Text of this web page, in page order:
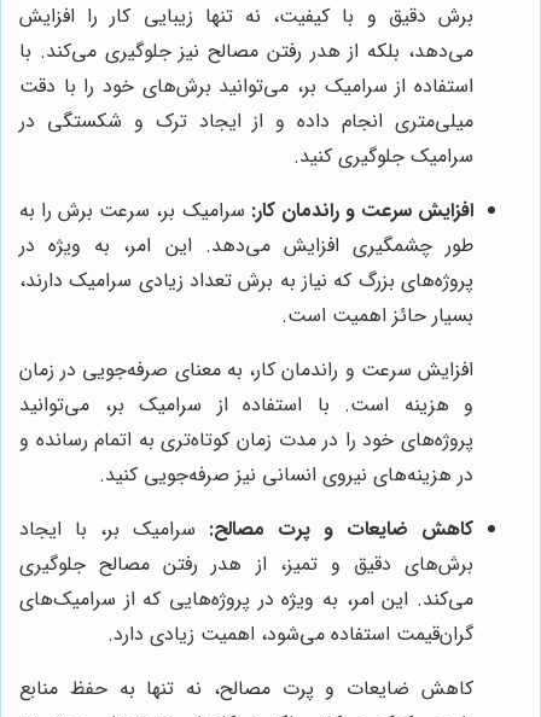
برش دقیق و با کیفیت، نه تنها زیبایی کار را افزایش
می‌دهد، بلکه از هدر رفتن مصالح نیز جلوگیری می‌کند. با
استفاده از سرامیک بر، می‌توانید برش‌های خود را با دقت
میلی‌متری انجام داده و از ایجاد ترک و شکستگی در
سرامیک جلوگیری کنید.
افزایش سرعت و راندمان کار: سرامیک بر، سرعت برش را به
طور چشمگیری افزایش می‌دهد. این امر، به ویژه در
پروژه‌های بزرگ که نیاز به برش تعداد زیادی سرامیک دارند،
بسیار حائز اهمیت است.
افزایش سرعت و راندمان کار، به معنای صرفه‌جویی در زمان
و هزینه است. با استفاده از سرامیک بر، می‌توانید
پروژه‌های خود را در مدت زمان کوتاه‌تری به اتمام رسانده و
در هزینه‌های نیروی انسانی نیز صرفه‌جویی کنید.
کاهش ضایعات و پرت مصالح: سرامیک بر، با ایجاد
برش‌های دقیق و تمیز، از هدر رفتن مصالح جلوگیری
می‌کند. این امر، به ویژه در پروژه‌هایی که از سرامیک‌های
گران‌قیمت استفاده می‌شود، اهمیت زیادی دارد.
کاهش ضایعات و پرت مصالح، نه تنها به حفظ منابع